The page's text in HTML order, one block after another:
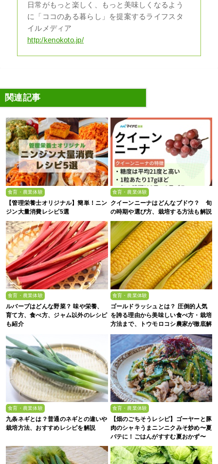
日常がもっと楽しく、もっと美味しくなるよう
に「ココのある暮らし」を提案するライフスタ
イルメディア
http:/kenokoto.jp/
関連記事
食育・農業体験
【管理栄養士オリジナル】簡単！ニン
ジン大量消費レシピ5選
食育・農業体験
クイーンニーナはどんなブドウ？ 旬
の時期や選び方、栽培する方法も解説
食育・農業体験
ルバーブはどんな野菜？ 味や栄養、
育て方、食べ方、ジャム以外のレシピ
も紹介
食育・農業体験
ゴールドラッシュとは？ 圧倒的人気
を誇る理由から美味しい食べ方・栽培
方法まで、トウモロコシ農家が徹底解
食育・農業体験
九条ネギとは？普通のネギとの違いや
栽培方法、おすすめレシピを解説
食育・農業体験
【畑のごちそうレシピ】ゴーヤーと豚
肉のシャキうまニンニクみそ炒め〜夏
バテに！ごはんがすすむ夏おかず〜